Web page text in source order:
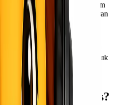
pengiriman rutin dalam
kali menyediakan penawaran
dapat membantu
Kawan Lio.
adanya biaya tersembunyi,
menggunakan jasa kami untuk
untuk bertanya tentang
harga terbaik!
Lionel Express?